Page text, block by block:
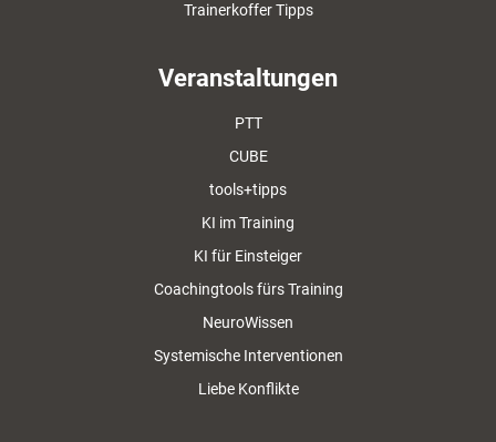
Trainerkoffer Tipps
Veranstaltungen
PTT
CUBE
tools+tipps
KI im Training
KI für Einsteiger
Coachingtools fürs Training
NeuroWissen
Systemische Interventionen
Liebe Konflikte